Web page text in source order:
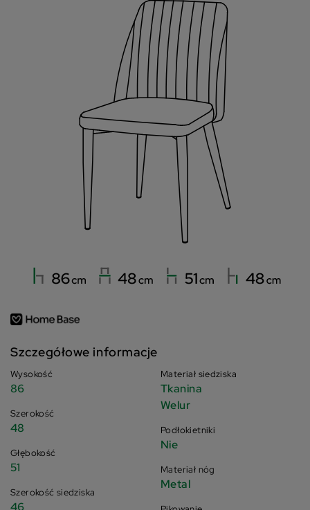
Szczegółowe informacje
Wysokość
86
Szerokość
48
Głębokość
51
Szerokość siedziska
46
Materiał siedziska
Tkanina
Welur
Podłokietniki
Nie
Materiał nóg
Metal